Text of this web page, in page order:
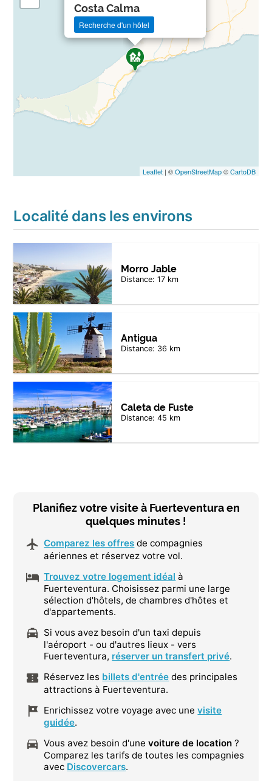
Costa Calma
Recherche d'un hôtel
Leaflet| ©OpenStreetMap©CartoDB
Localité dans les environs
Morro Jable
Distance: 17 km
Antigua
Distance: 36 km
Caleta de Fuste
Distance: 45 km
Planifiez votre visite à Fuerteventura en
quelques minutes !
Comparez les offres de compagnies
aériennes et réservez votre vol.
Trouvez votre logement idéal à
Fuerteventura. Choisissez parmi une large
sélection d'hôtels, de chambres d'hôtes et
d'appartements.
Si vous avez besoin d'un taxi depuis
l'aéroport - ou d'autres lieux - vers
Fuerteventura, réserver un transfert privé.
Réservez les billets d'entrée des principales
attractions à Fuerteventura.
Enrichissez votre voyage avec unevisite
guidée.
Vous avez besoin d'unevoiture de location ?
Comparez les tarifs de toutes les compagnies
avec Discovercars.